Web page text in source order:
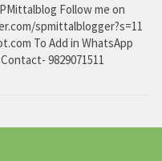
Follow me on
spmittalblogger?s=11
To Add in WhatsApp
9829071511